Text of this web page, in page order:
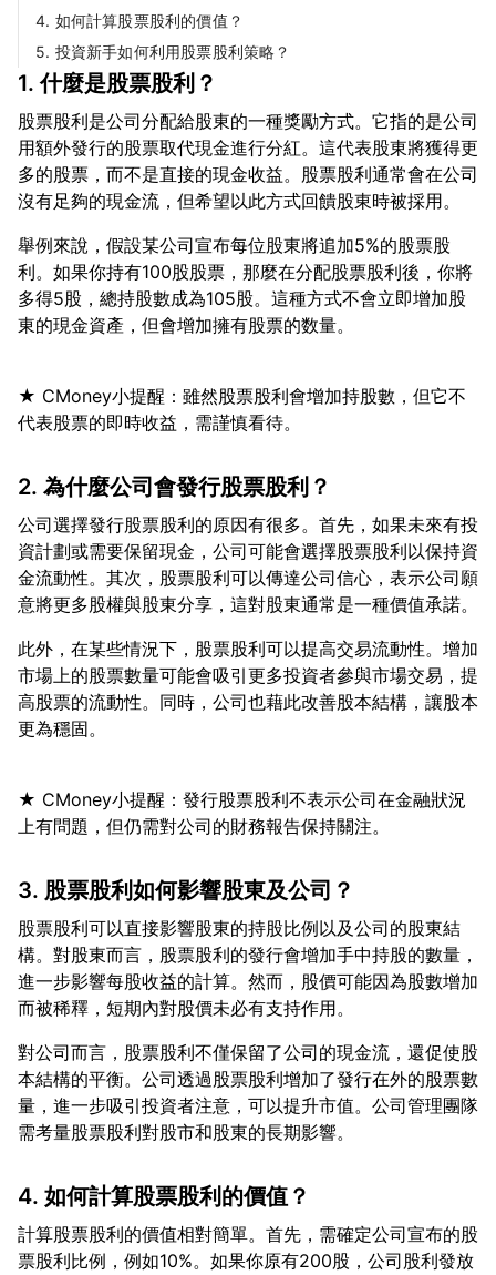
4. 如何計算股票股利的價值？
5. 投資新手如何利用股票股利策略？
1. 什麼是股票股利？
股票股利是公司分配給股東的一種獎勵方式。它指的是公司
用額外發行的股票取代現金進行分紅。這代表股東將獲得更
多的股票，而不是直接的現金收益。股票股利通常會在公司
舉例來說，假設某公司宣布每位股東將追加5%的股票股
利。如果你持有100股股票，那麼在分配股票股利後，你將
多得5股，總持股數成為105股。這種方式不會立即增加股
★ CMoney小提醒：雖然股票股利會增加持股數，但它不
2. 為什麼公司會發行股票股利？
公司選擇發行股票股利的原因有很多。首先，如果未來有投
資計劃或需要保留現金，公司可能會選擇股票股利以保持資
金流動性。其次，股票股利可以傳達公司信心，表示公司願
此外，在某些情況下，股票股利可以提高交易流動性。增加
市場上的股票數量可能會吸引更多投資者參與市場交易，提
高股票的流動性。同時，公司也藉此改善股本結構，讓股本
★ CMoney小提醒：發行股票股利不表示公司在金融狀況
3. 股票股利如何影響股東及公司？
股票股利可以直接影響股東的持股比例以及公司的股東結
構。對股東而言，股票股利的發行會增加手中持股的數量，
進一步影響每股收益的計算。然而，股價可能因為股數增加
對公司而言，股票股利不僅保留了公司的現金流，還促使股
本結構的平衡。公司透過股票股利增加了發行在外的股票數
量，進一步吸引投資者注意，可以提升市值。公司管理團隊
4. 如何計算股票股利的價值？
計算股票股利的價值相對簡單。首先，需確定公司宣布的股
票股利比例，例如10%。如果你原有200股，公司股利發放